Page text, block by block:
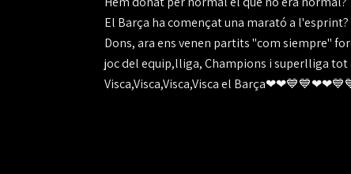
El Barça ha començat una marató a l'esprint?
Dons, ara ens venen partits "com siempre"
joc del equip,lliga, Champions i superlliga tot
Visca,Visca,Visca,Visca el